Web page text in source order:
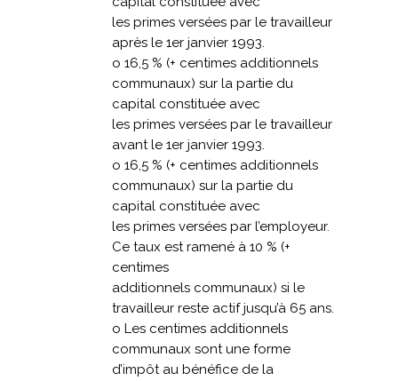
les primes versées par le travailleur
après le 1er janvier 1993.
o 16,5 % (+ centimes additionnels
communaux) sur la partie du
capital constituée avec
les primes versées par le travailleur
avant le 1er janvier 1993.
o 16,5 % (+ centimes additionnels
communaux) sur la partie du
capital constituée avec
les primes versées par l’employeur.
Ce taux est ramené à 10 % (+
centimes
additionnels communaux) si le
travailleur reste actif jusqu’à 65 ans.
o Les centimes additionnels
communaux sont une forme
d’impôt au bénéfice de la